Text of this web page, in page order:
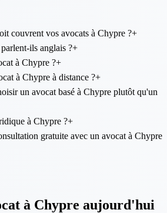
couvrent vos avocats à Chypre ?+
ils anglais ?+
à Chypre ?+
à Chypre à distance ?+
un avocat basé à Chypre plutôt qu'un
à Chypre ?+
gratuite avec un avocat à Chypre
à Chypre aujourd'hui